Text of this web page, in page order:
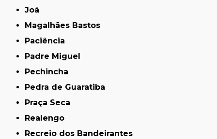
Joá
Magalhães Bastos
Paciência
Padre Miguel
Pechincha
Pedra de Guaratiba
Praça Seca
Realengo
Recreio dos Bandeirantes